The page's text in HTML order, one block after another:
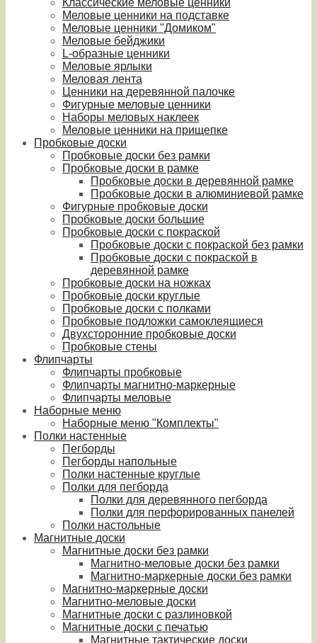
Классические меловые ценники
Меловые ценники на подставке
Меловые ценники "Домиком"
Меловые бейджики
L-образные ценники
Меловые ярлыки
Меловая лента
Ценники на деревянной палочке
Фигурные меловые ценники
Наборы меловых наклеек
Меловые ценники на прищепке
Пробковые доски
Пробковые доски без рамки
Пробковые доски в рамке
Пробковые доски в деревянной рамке
Пробковые доски в алюминиевой рамке
Фигурные пробковые доски
Пробковые доски большие
Пробковые доски с покраской
Пробковые доски с покраской без рамки
Пробковые доски с покраской в
деревянной рамке
Пробковые доски на ножках
Пробковые доски круглые
Пробковые доски с полками
Пробковые подложки самоклеящиеся
Двухсторонние пробковые доски
Пробковые стены
Флипчарты
Флипчарты пробковые
Флипчарты магнитно-маркерные
Флипчарты меловые
Наборные меню
Наборные меню "Комплекты"
Полки настенные
Пегборды
Пегборды напольные
Полки настенные круглые
Полки для пегборда
Полки для деревянного пегборда
Полки для перфорированных панелей
Полки настольные
Магнитные доски
Магнитные доски без рамки
Магнитно-меловые доски без рамки
Магнитно-маркерные доски без рамки
Магнитно-маркерные доски
Магнитно-меловые доски
Магнитные доски с разлиновкой
Магнитные доски с печатью
Магнитные тактические доски